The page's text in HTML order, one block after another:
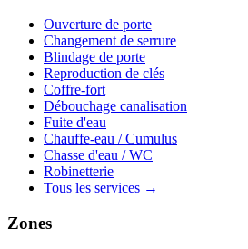
Ouverture de porte
Changement de serrure
Blindage de porte
Reproduction de clés
Coffre-fort
Débouchage canalisation
Fuite d'eau
Chauffe-eau / Cumulus
Chasse d'eau / WC
Robinetterie
Tous les services →
Zones